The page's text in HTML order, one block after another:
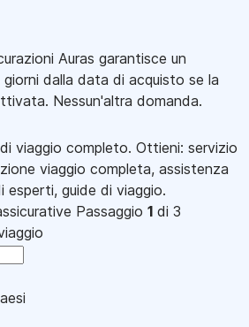
Auras garantisce un
dalla data di acquisto se la
Nessun'altra domanda.
viaggio completo. Ottieni: servizio
viaggio completa, assistenza
esperti, guide di viaggio.
Passaggio 1 di 3